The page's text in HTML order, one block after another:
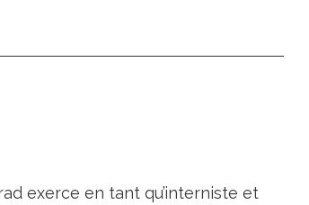
exerce en tant qu’interniste et